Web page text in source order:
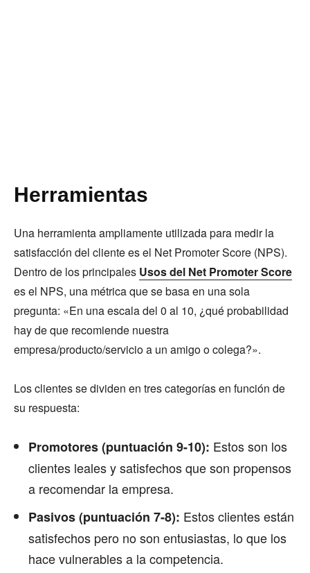
Herramientas
Una herramienta ampliamente utilizada para medir la
satisfacción del cliente es el Net Promoter Score (NPS).
Dentro de los principales Usos del Net Promoter Score
es el NPS, una métrica que se basa en una sola
pregunta: «En una escala del 0 al 10, ¿qué probabilidad
hay de que recomiende nuestra
empresa/producto/servicio a un amigo o colega?».
Los clientes se dividen en tres categorías en función de
su respuesta:
Promotores (puntuación 9-10): Estos son los
clientes leales y satisfechos que son propensos
a recomendar la empresa.
Pasivos (puntuación 7-8): Estos clientes están
satisfechos pero no son entusiastas, lo que los
hace vulnerables a la competencia.